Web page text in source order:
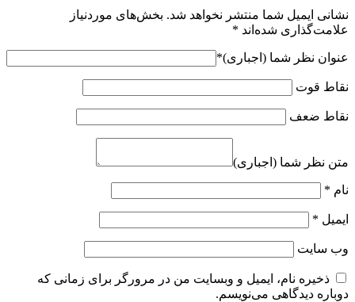
نشانی ایمیل شما منتشر نخواهد شد. بخش‌های موردنیاز
علامت‌گذاری شده‌اند *
عنوان نظر شما (اجباری)*
نقاط قوت
نقاط ضعف
متن نظر شما (اجباری)
نام *
ایمیل *
وب‌ سایت
ذخیره نام، ایمیل و وبسایت من در مرورگر برای زمانی که
دوباره دیدگاهی می‌نویسم.